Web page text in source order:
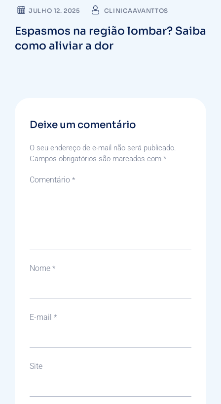
JULHO 12. 2025 CLINICAAVANTTOS
Espasmos na região lombar? Saiba
como aliviar a dor
Deixe um comentário
O seu endereço de e-mail não será publicado.
Campos obrigatórios são marcados com *
Comentário *
Nome *
E-mail *
Site